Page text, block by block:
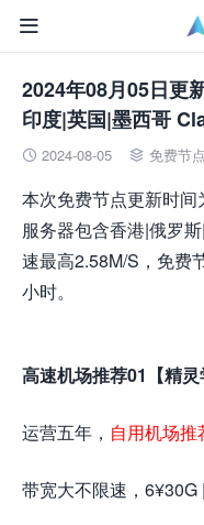

2024年08月05日更
印度|英国|墨西哥
 2024-08-05  免费节点
本次免费节点更新时间
服务器包含香港|俄罗
速最高2.58M/S，免费
小时。
高速机场推荐01【精灵
运营五年， 自用机场推
带宽大不限速，6¥30G